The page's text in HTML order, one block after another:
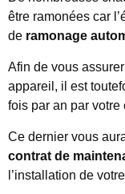
être ramonées car
de ramonage
Afin de vous
appareil, il est
fois par an par votre
Ce dernier vous
contrat de
l’installation de